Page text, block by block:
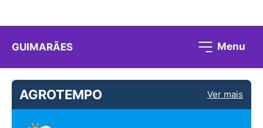
GUIMARÃES Menu
AGROTEMPO Ver mais